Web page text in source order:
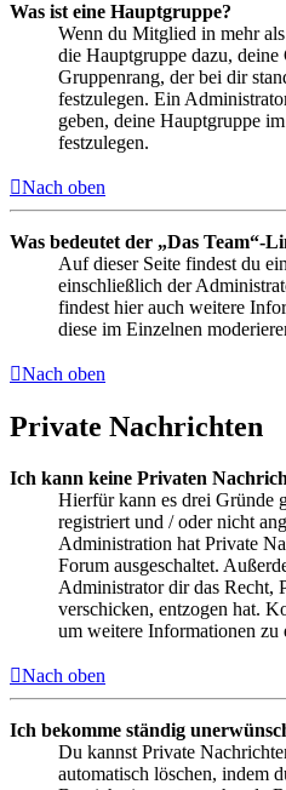
Was ist eine Hauptgruppe?
Wenn du Mitglied in mehr
die Hauptgruppe dazu,
Gruppenrang, der bei dir
festzulegen. Ein
geben, deine Hauptgruppe
festzulegen.
Nach oben
Was bedeutet der „Das Team“-
Auf dieser Seite findest du
einschließlich der
findest hier auch weitere
diese im Einzelnen
Nach oben
Private Nachrichten
Ich kann keine Privaten
Hierfür kann es drei Gründe
registriert und / oder nicht
Administration hat Private
Forum ausgeschaltet.
Administrator dir das Recht,
verschicken, entzogen hat.
um weitere Informationen zu
Nach oben
Ich bekomme ständig
Du kannst Private
automatisch löschen, indem